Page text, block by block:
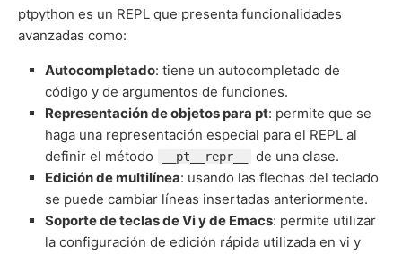
ptpython es un REPL que presenta funcionalidades
avanzadas como:
Autocompletado: tiene un autocompletado de
código y de argumentos de funciones.
Representación de objetos para pt: permite que se
haga una representación especial para el REPL al
definir el método
__pt__repr__
de una clase.
Edición de multilínea: usando las flechas del teclado
se puede cambiar líneas insertadas anteriormente.
Soporte de teclas de Vi y de Emacs: permite utilizar
la configuración de edición rápida utilizada en vi y